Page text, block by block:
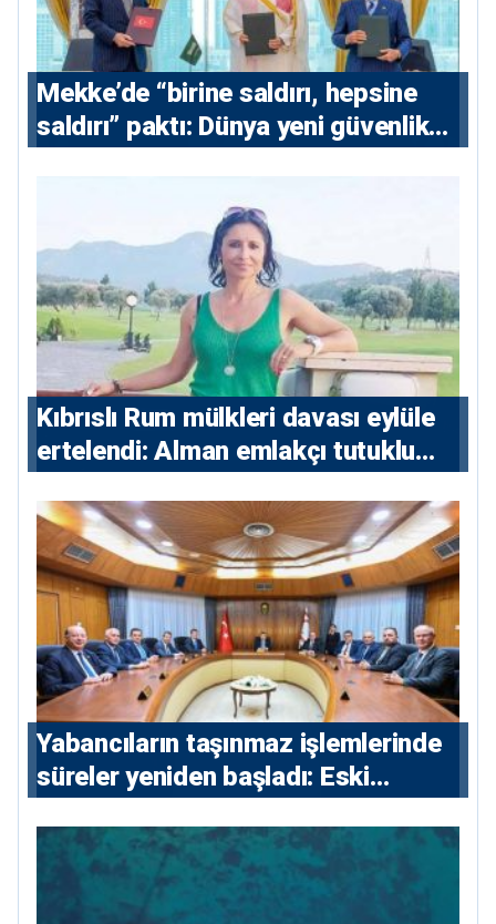
Mekke’de “birine saldırı, hepsine
saldırı” paktı: Dünya yeni güvenlik
Kıbrıslı Rum mülkleri davası eylüle
ertelendi: Alman emlakçı tutuklu
Yabancıların taşınmaz işlemlerinde
süreler yeniden başladı: Eski
konutlara 36 ay